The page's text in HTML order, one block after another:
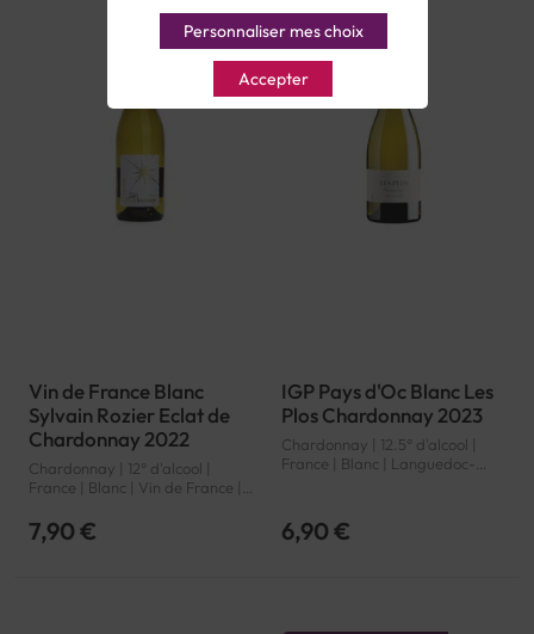
Vin de France Blanc
Sylvain Rozier Eclat de
Chardonnay 2022
Chardonnay | 12° d'alcool |
France | Blanc | Vin de France |
7,90 €
IGP Pays d'Oc Blanc Les
Plos Chardonnay 2023
Chardonnay | 12.5° d'alcool |
France | Blanc | Languedoc-
6,90 €
Personnaliser mes choix
Accepter